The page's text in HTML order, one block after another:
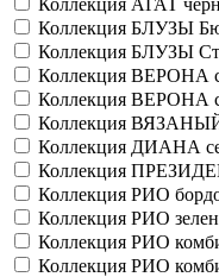
Коллекция АГАТ
Коллекция БЛУЗЫ
Коллекция БЛУЗЫ
Коллекция ВЕРОНА
Коллекция ВЕРОНА
Коллекция
Коллекция ДИАНА
Коллекция
Коллекция РИО
Коллекция РИО
Коллекция РИО
Коллекция РИО